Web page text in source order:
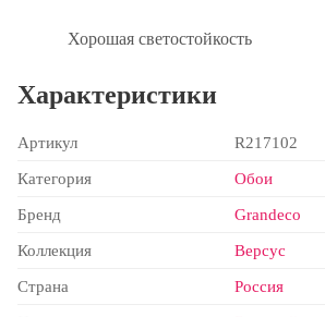
Характеристики
Артикул R217102
Категория Обои
Бренд Grandeco
Коллекция Версус
Страна Россия
Хорошая светостойкость